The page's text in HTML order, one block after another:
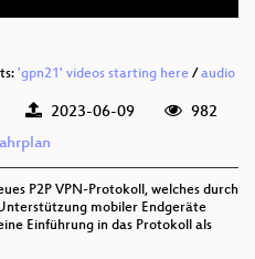
'gpn21' videos starting here/ audio
2023-06-09
982
P2P VPN-Protokoll, welches durch
mobiler Endgeräte
Einführung in das Protokoll als